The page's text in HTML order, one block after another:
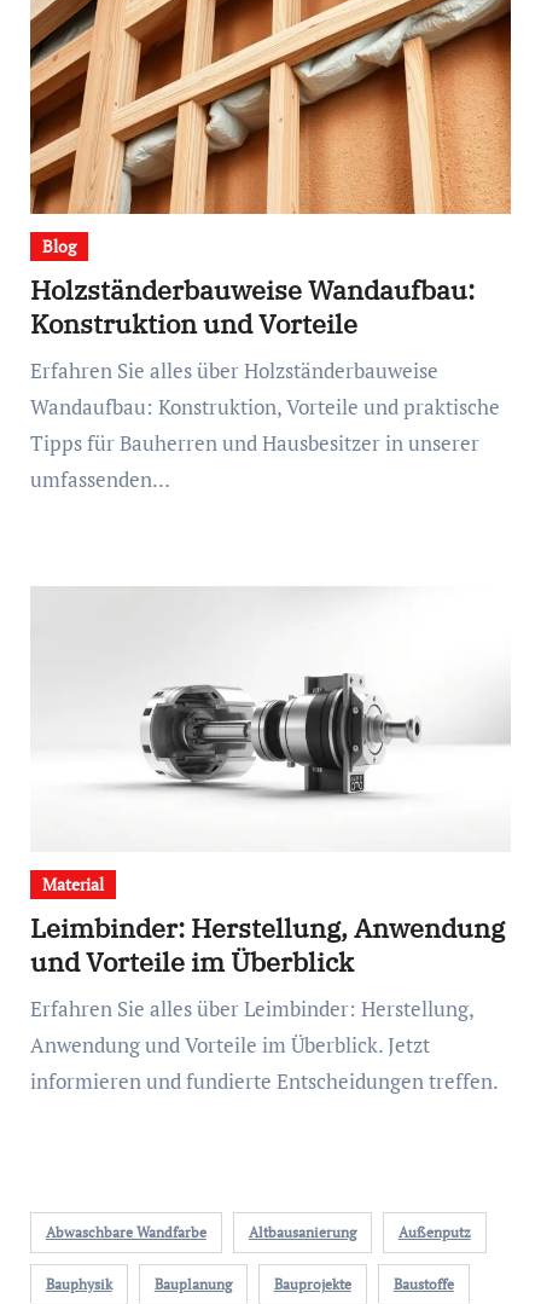
Blog
Holzständerbauweise Wandaufbau:
Konstruktion und Vorteile
Erfahren Sie alles über Holzständerbauweise
Wandaufbau: Konstruktion, Vorteile und praktische
Tipps für Bauherren und Hausbesitzer in unserer
umfassenden…
Material
Leimbinder: Herstellung, Anwendung
und Vorteile im Überblick
Erfahren Sie alles über Leimbinder: Herstellung,
Anwendung und Vorteile im Überblick. Jetzt
informieren und fundierte Entscheidungen treffen.
Abwaschbare Wandfarbe Altbausanierung Außenputz
Bauphysik Bauplanung Bauprojekte Baustoffe